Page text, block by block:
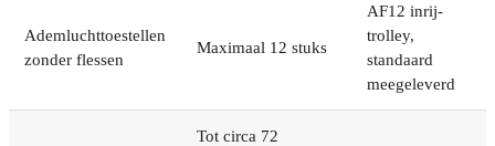
Ademluchttoestellen
zonder flessen
Maximaal 12 stuks
AF12 inrij-
trolley,
standaard
meegeleverd
Tot circa 72